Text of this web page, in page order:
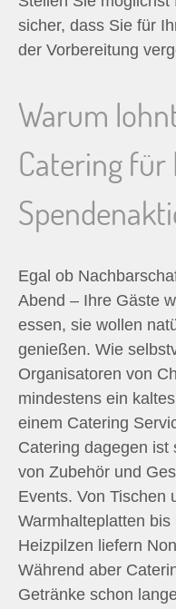
sicher, dass Sie für
der Vorbereitung
Warum
Catering für
Egal ob
Abend – Ihre Gäste
essen, sie wollen
genießen. Wie
Organisatoren von
mindestens ein
einem Catering
Catering dagegen ist
von Zubehör und
Events. Von Tischen
Warmhalteplatten
Heizpilzen liefern
Während aber
Getränke schon